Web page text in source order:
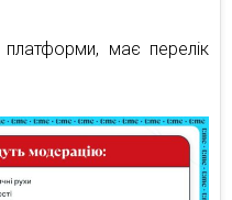
платформи, має перелік